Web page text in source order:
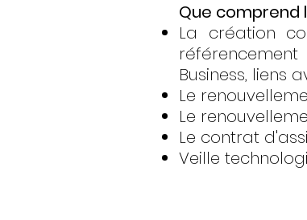
Que comprend
La création
Business, liens
Le
Le
Le contrat
Veille